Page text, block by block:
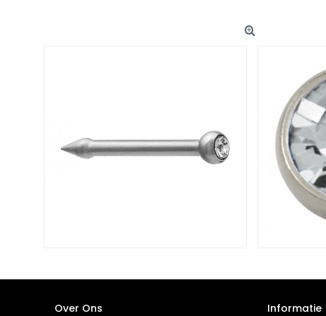
Over Ons Informatie